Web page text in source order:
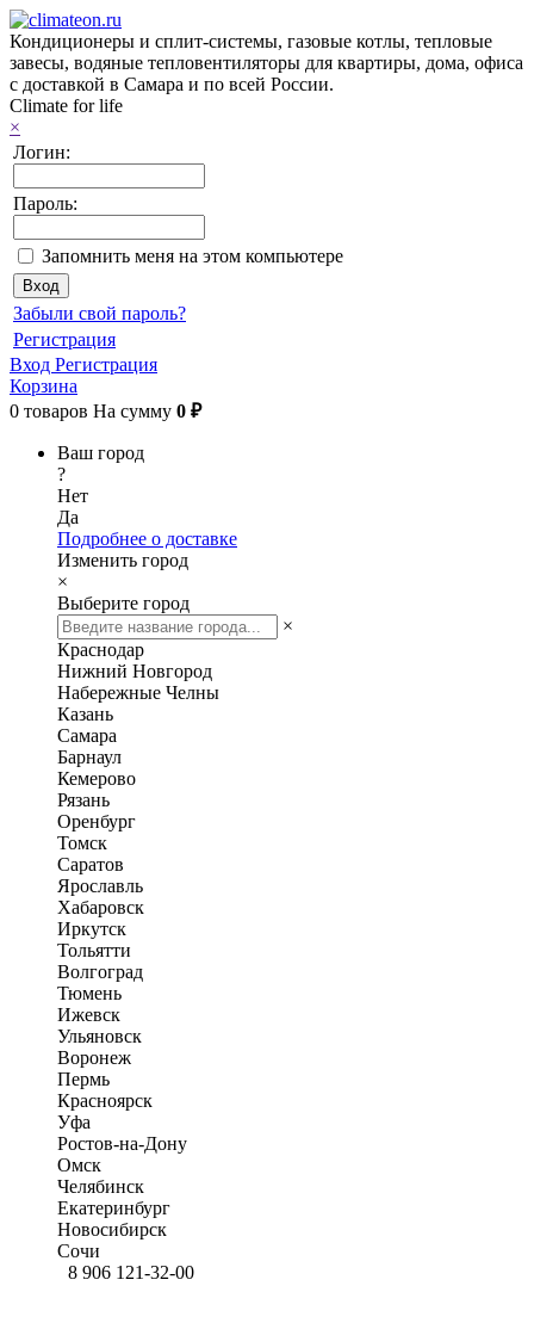
Кондиционеры и сплит-системы, газовые котлы, тепловые
завесы, водяные тепловентиляторы для квартиры, дома, офиса
с доставкой в Самара и по всей России.
Climate for life
×
Логин:
Пароль:
Запомнить меня на этом компьютере
Забыли свой пароль?
Регистрация
Вход Регистрация
Корзина
0 товаров На сумму 0 ₽
Ваш город
?
Нет
Да
Подробнее о доставке
Изменить город
×
Выберите город
×
Краснодар
Нижний Новгород
Набережные Челны
Казань
Самара
Барнаул
Кемерово
Рязань
Оренбург
Томск
Саратов
Ярославль
Хабаровск
Иркутск
Тольятти
Волгоград
Тюмень
Ижевск
Ульяновск
Воронеж
Пермь
Красноярск
Уфа
Ростов-на-Дону
Омск
Челябинск
Екатеринбург
Новосибирск
Сочи
8 906 121-32-00